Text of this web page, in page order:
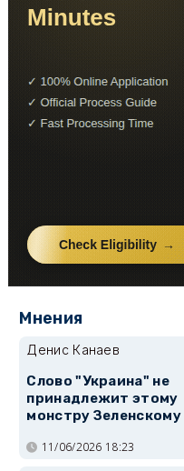
Мнения
Денис Канаев
Слово "Украина" не
принадлежит этому
монстру Зеленскому
11/06/2026 18:23